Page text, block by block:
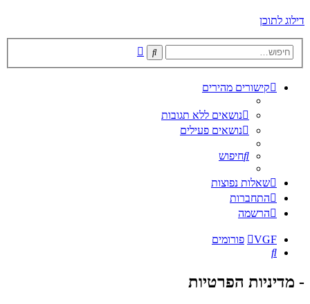
דילוג לתוכן
חיפוש
קישורים מהירים
נושאים ללא תגובות
נושאים פעילים
חיפוש
שאלות נפוצות
התחברות
הרשמה
VGF
פורומים
חיפוש
- מדיניות הפרטיות